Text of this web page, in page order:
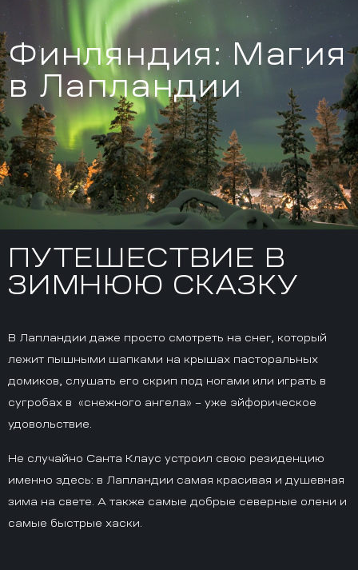
Финляндия: Магия
в Лапландии
ПУТЕШЕСТВИЕ В
ЗИМНЮЮ СКАЗКУ
В Лапландии даже просто смотреть на снег, который
лежит пышными шапками на крышах пасторальных
домиков, слушать его скрип под ногами или играть в
сугробах в «снежного ангела» – уже эйфорическое
удовольствие.
Не случайно Санта Клаус устроил свою резиденцию
именно здесь: в Лапландии самая красивая и душевная
зима на свете. А также самые добрые северные олени и
самые быстрые хаски.